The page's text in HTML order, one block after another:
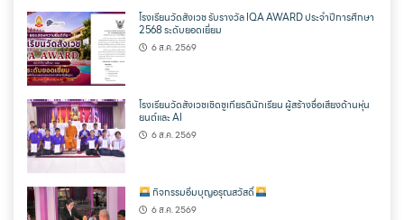
โรงเรียนวัดสังเวช รับรางวัล IQA AWARD ประจำปีการศึกษา
2568 ระดับยอดเยี่ยม
6 ส.ค. 2569
โรงเรียนวัดสังเวชเชิดชูเกียรตินักเรียน ผู้สร้างชื่อเสียงด้านหุ่น
ยนต์และ AI
6 ส.ค. 2569
กิจกรรมอิ่มบุญอรุณสวัสดิ์
6 ส.ค. 2569